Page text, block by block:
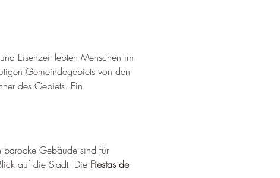
Eisenzeit lebten Menschen im
Gemeindegebiets von den
des Gebiets. Ein
barocke Gebäude sind für
auf die Stadt. Die Fiestas de